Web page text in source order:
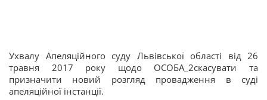
Ухвалу Апеляційного суду Львівської області від 26
травня 2017 року щодо ОСОБА_2скасувати та
призначити новий розгляд провадження в суді
апеляційної інстанції.